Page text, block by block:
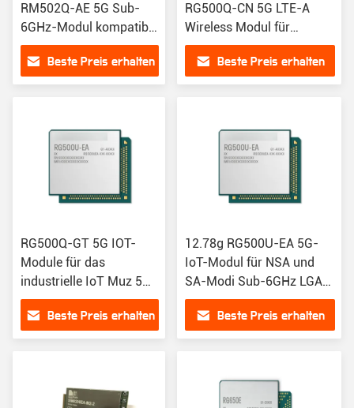
RM502Q-AE 5G Sub-
6GHz-Modul kompatibel
mit EM06 EM12-G
EM20-G RM500Q-AE
RM502Q--GL RM505Q-
Beste Preis erhalten
RG500Q-CN 5G LTE-A
Wireless Modul für
schnelle Konnektivität
Beste Preis erhalten
RG500Q-GT 5G IOT-
Module für das
industrielle IoT Muz 5G
Sub-6GHz LGA-Modul
RG50xQ-Serie
Beste Preis erhalten
12.78g RG500U-EA 5G-
IoT-Modul für NSA und
SA-Modi Sub-6GHz LGA
RG500UEAAA-D11-
SNASABeste Preis erhalten